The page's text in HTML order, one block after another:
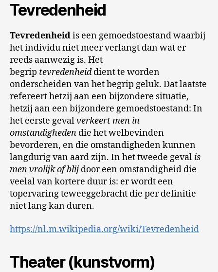
Tevredenheid
Tevredenheidis een gemoedstoestand waarbij
het individu niet meer verlangt dan wat er
reeds aanwezig is. Het
begrip tevredenheiddient te worden
onderscheiden van het begrip geluk. Dat laatste
refereert hetzij aan een bijzondere situatie,
hetzij aan een bijzondere gemoedstoestand: In
het eerste gevalverkeert men in
omstandigheden die het welbevinden
bevorderen, en die omstandigheden kunnen
langdurig van aard zijn. In het tweede geval is
men vrolijk of blij door een omstandigheid die
veelal van kortere duur is: er wordt een
topervaring teweeggebracht die per definitie
niet lang kan duren.
https://nl.m.wikipedia.org/wiki/Tevredenheid
Theater (kunstvorm)